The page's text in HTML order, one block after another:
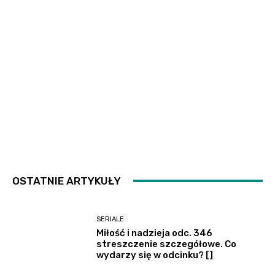
OSTATNIE ARTYKUŁY
SERIALE
Miłość i nadzieja odc. 346
streszczenie szczegółowe. Co
wydarzy się w odcinku? []